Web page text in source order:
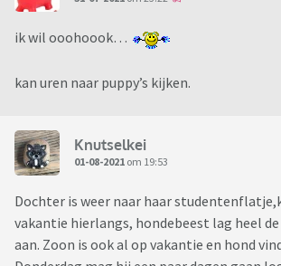
ik wil ooohoook…
kan uren naar puppy’s kijken.
Knutselkei
01-08-2021 om 19:53
Dochter is weer naar haar
vakantie hierlangs, hondebeest lag heel
aan. Zoon is ook al op vakantie en hond